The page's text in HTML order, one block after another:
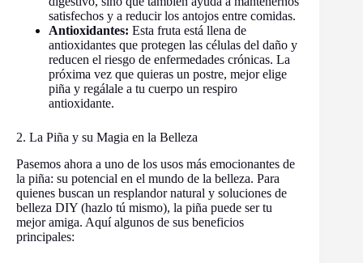
satisfechos y a reducir los antojos entre comidas.
Antioxidantes: Esta fruta está llena de
antioxidantes que protegen las células del daño y
reducen el riesgo de enfermedades crónicas. La
próxima vez que quieras un postre, mejor elige
piña y regálale a tu cuerpo un respiro
antioxidante.
2. La Piña y su Magia en la Belleza
Pasemos ahora a uno de los usos más emocionantes de
la piña: su potencial en el mundo de la belleza. Para
quienes buscan un resplandor natural y soluciones de
belleza DIY (hazlo tú mismo), la piña puede ser tu
mejor amiga. Aquí algunos de sus beneficios
principales: